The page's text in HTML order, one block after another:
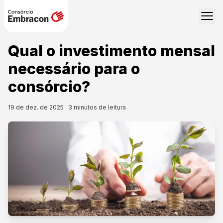
Qual o investimento mensal
necessário para o
consórcio?
19 de dez. de 2025 3 minutos de leitura